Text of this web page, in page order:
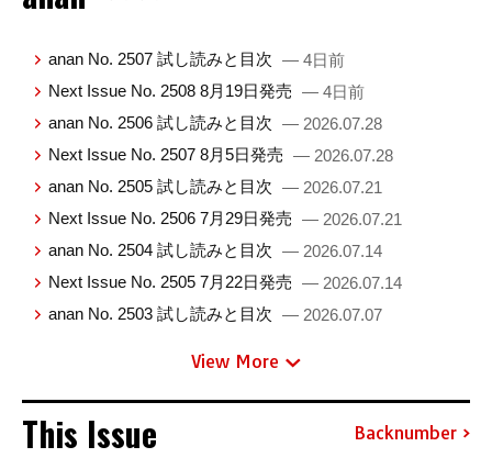
anan No. 2507 試し読みと目次 — 4日前
Next Issue No. 2508 8月19日発売 — 4日前
anan No. 2506 試し読みと目次 — 2026.07.28
Next Issue No. 2507 8月5日発売 — 2026.07.28
anan No. 2505 試し読みと目次 — 2026.07.21
Next Issue No. 2506 7月29日発売 — 2026.07.21
anan No. 2504 試し読みと目次 — 2026.07.14
Next Issue No. 2505 7月22日発売 — 2026.07.14
anan No. 2503 試し読みと目次 — 2026.07.07
View More
This Issue Backnumber